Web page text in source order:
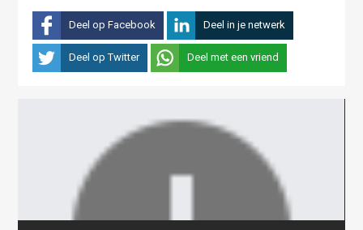
Deel op Facebook Deel in je netwerk
Deel op Twitter Deel met een vriend